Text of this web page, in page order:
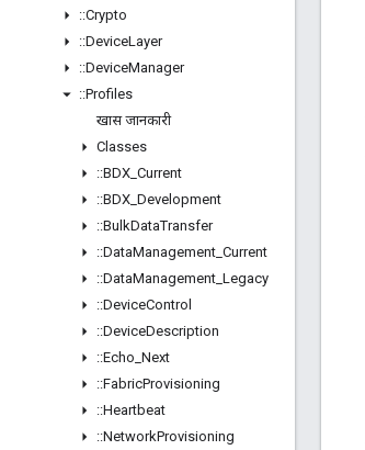
::Crypto
::DeviceLayer
::DeviceManager
::Profiles
खास जानकारी
Classes
::BDX Current
::BDX Development
::BulkDataTransfer
::DataManagement Current
::DataManagement Legacy
::DeviceControl
::DeviceDescription
::Echo Next
::FabricProvisioning
::Heartbeat
::NetworkProvisioning